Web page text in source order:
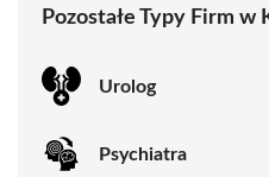
Pozostałe Typy Firm w
Urolog
Psychiatra